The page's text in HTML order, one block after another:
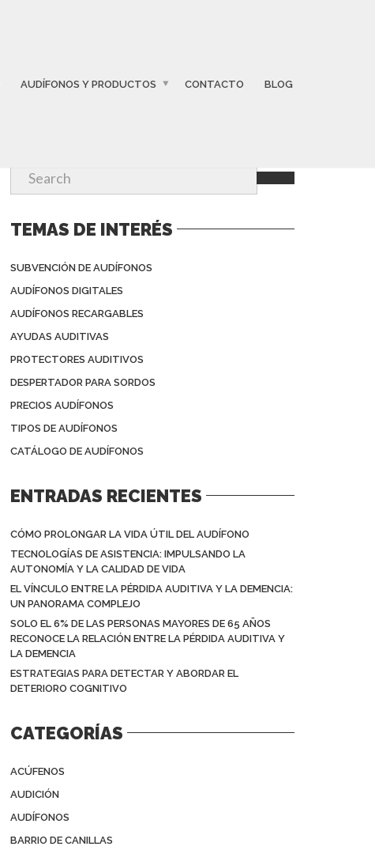
AUDÍFONOS Y PRODUCTOS CONTACTO BLOG
TEMAS DE INTERÉS
SUBVENCIÓN DE AUDÍFONOS
AUDÍFONOS DIGITALES
AUDÍFONOS RECARGABLES
AYUDAS AUDITIVAS
PROTECTORES AUDITIVOS
DESPERTADOR PARA SORDOS
PRECIOS AUDÍFONOS
TIPOS DE AUDÍFONOS
CATÁLOGO DE AUDÍFONOS
ENTRADAS RECIENTES
CÓMO PROLONGAR LA VIDA ÚTIL DEL AUDÍFONO
TECNOLOGÍAS DE ASISTENCIA: IMPULSANDO LA
AUTONOMÍA Y LA CALIDAD DE VIDA
EL VÍNCULO ENTRE LA PÉRDIDA AUDITIVA Y LA DEMENCIA:
UN PANORAMA COMPLEJO
SOLO EL 6% DE LAS PERSONAS MAYORES DE 65 AÑOS
RECONOCE LA RELACIÓN ENTRE LA PÉRDIDA AUDITIVA Y
LA DEMENCIA
ESTRATEGIAS PARA DETECTAR Y ABORDAR EL
DETERIORO COGNITIVO
CATEGORÍAS
ACÚFENOS
AUDICIÓN
AUDÍFONOS
BARRIO DE CANILLAS